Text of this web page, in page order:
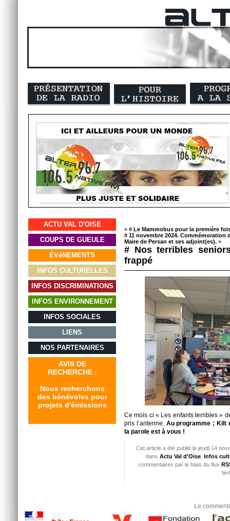
ACTU VAL D'OISE
COUPS DE GUEULE
ÉVéNEMENTS
INFOS CULTURELLES
INFOS DISCRIMINATIONS
INFOS ENVIRONNEMENT
INFOS SOCIALES
LIENS
NOS PARTENAIRES
AVIS DE
RECHERCHE :
Nous recherchons
des bénévoles pour
projets d'émissions
« # Le Mammobus pour la première
# 11 novembre 2024. Commémoration
Maire de Persan et ses adjoint(es). »
# Nos terribles
frappé
Ce mois ci « Les enfants terribles »
pris l’antenne. Au programme ; Kilt
la parole est à vous !
Cet article a été publié le jeudi 14
dans Actu Val d'Oise
Infos
commentaires par le biais du flux
Le